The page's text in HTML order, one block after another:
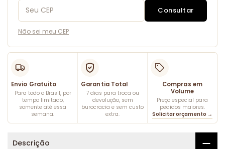
Consultar
Não sei meu CEP
Envio Gratuito
Para todo o Brasil, por
tempo limitado,
somente até essa
semana.
Garantia Total
7 dias para troca ou
devolução, sem
burocracia e sem custo
extra.
Compras em
Volume
Preço especial para
pedidos maiores.
Solicitar orçamento →
Descrição